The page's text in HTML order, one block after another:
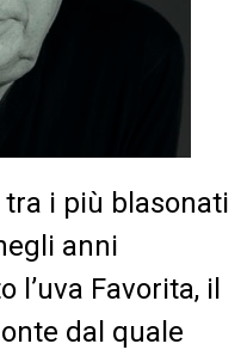
tra i più blasonati
anni
Favorita, il
dal quale